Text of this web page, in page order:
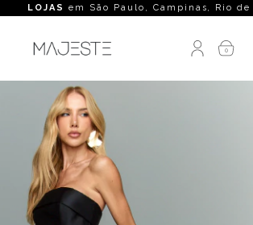
LOJASem São Paulo, Campinas, Rio de
0